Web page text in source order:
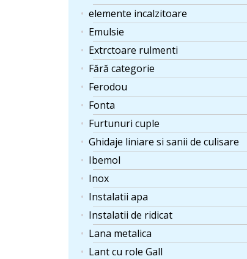
elemente incalzitoare
Emulsie
Extrctoare rulmenti
Fără categorie
Ferodou
Fonta
Furtunuri cuple
Ghidaje liniare si sanii de culisare
Ibemol
Inox
Instalatii apa
Instalatii de ridicat
Lana metalica
Lant cu role Gall